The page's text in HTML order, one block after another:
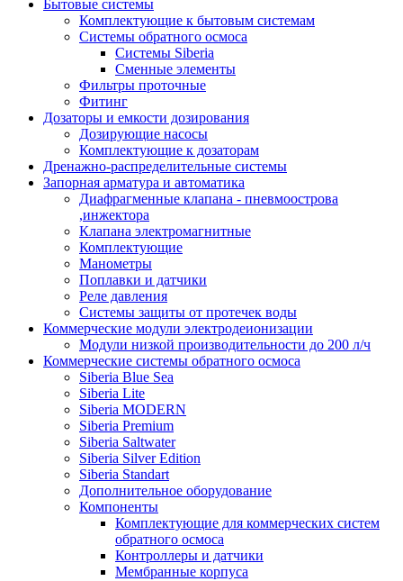
Бытовые системы
Комплектующие к бытовым системам
Системы обратного осмоса
Системы Siberia
Сменные элементы
Фильтры проточные
Фитинг
Дозаторы и емкости дозирования
Дозирующие насосы
Комплектующие к дозаторам
Дренажно-распределительные системы
Запорная арматура и автоматика
Диафрагменные клапана - пневмоострова
,инжектора
Клапана электромагнитные
Комплектующие
Манометры
Поплавки и датчики
Реле давления
Системы защиты от протечек воды
Коммерческие модули электродеионизации
Модули низкой производительности до 200 л/ч
Коммерческие системы обратного осмоса
Siberia Blue Sea
Siberia Lite
Siberia MODERN
Siberia Premium
Siberia Saltwater
Siberia Silver Edition
Siberia Standart
Дополнительное оборудование
Компоненты
Комплектующие для коммерческих систем
обратного осмоса
Контроллеры и датчики
Мембранные корпуса